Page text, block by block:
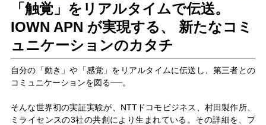
「触覚」をリアルタイムで伝送。
IOWN APN が実現する、 新たなコミ
ュニケーションのカタチ
自分の「動き」や「感覚」をリアルタイムに伝送し、第三者との
コミュニケーションを図る──。
そんな世界初の実証実験が、NTTドコモビジネス、村田製作所、
ミライセンスの3社の共創により生まれている。その詳細を、プ